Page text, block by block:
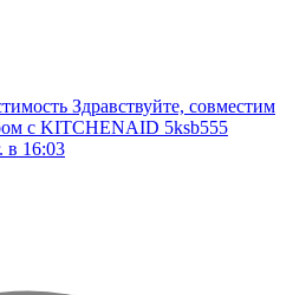
Здравствуйте, совместим
с KITCHENAID 5ksb555
в 16:03